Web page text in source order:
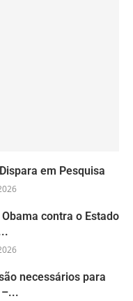
em Pesquisa
contra o Estado
necessários para